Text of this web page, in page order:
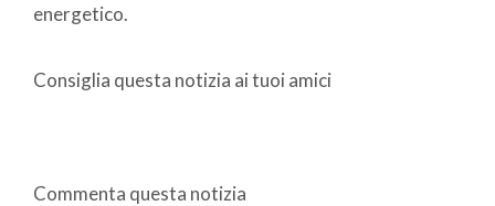
energetico.
Consiglia questa notizia ai tuoi amici
Commenta questa notizia